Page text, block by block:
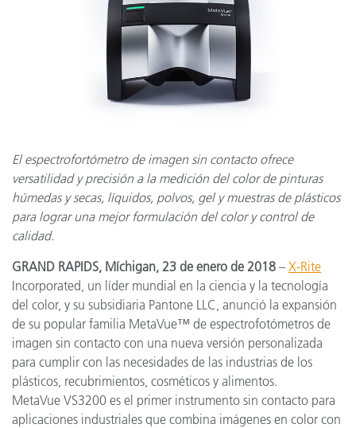
El espectrofortómetro de imagen sin contacto ofrece
versatilidad y precisión a la medición del color de pinturas
húmedas y secas, líquidos, polvos, gel y muestras de plásticos
para lograr una mejor formulación del color y control de
calidad.
GRAND RAPIDS, Míchigan, 23 de enero de 2018 – X-Rite
Incorporated, un líder mundial en la ciencia y la tecnología
del color, y su subsidiaria Pantone LLC, anunció la expansión
de su popular familia MetaVue™ de espectrofotómetros de
imagen sin contacto con una nueva versión personalizada
para cumplir con las necesidades de las industrias de los
plásticos, recubrimientos, cosméticos y alimentos.
MetaVue VS3200 es el primer instrumento sin contacto para
aplicaciones industriales que combina imágenes en color con